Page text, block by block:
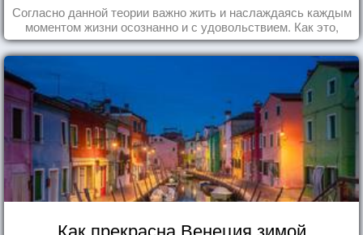
Согласно данной теории важно жить и наслаждаясь каждым
моментом жизни осознанно и с удовольствием. Как это,
попробуем разобраться на реальных примерах.
Как прекрасна Венеция зимой